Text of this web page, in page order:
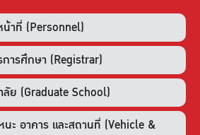
น้าที่ (Personnel)
ารศึกษา (Registrar)
ย (Graduate School)
ะ อาคาร และสถานที่ (Vehicle &